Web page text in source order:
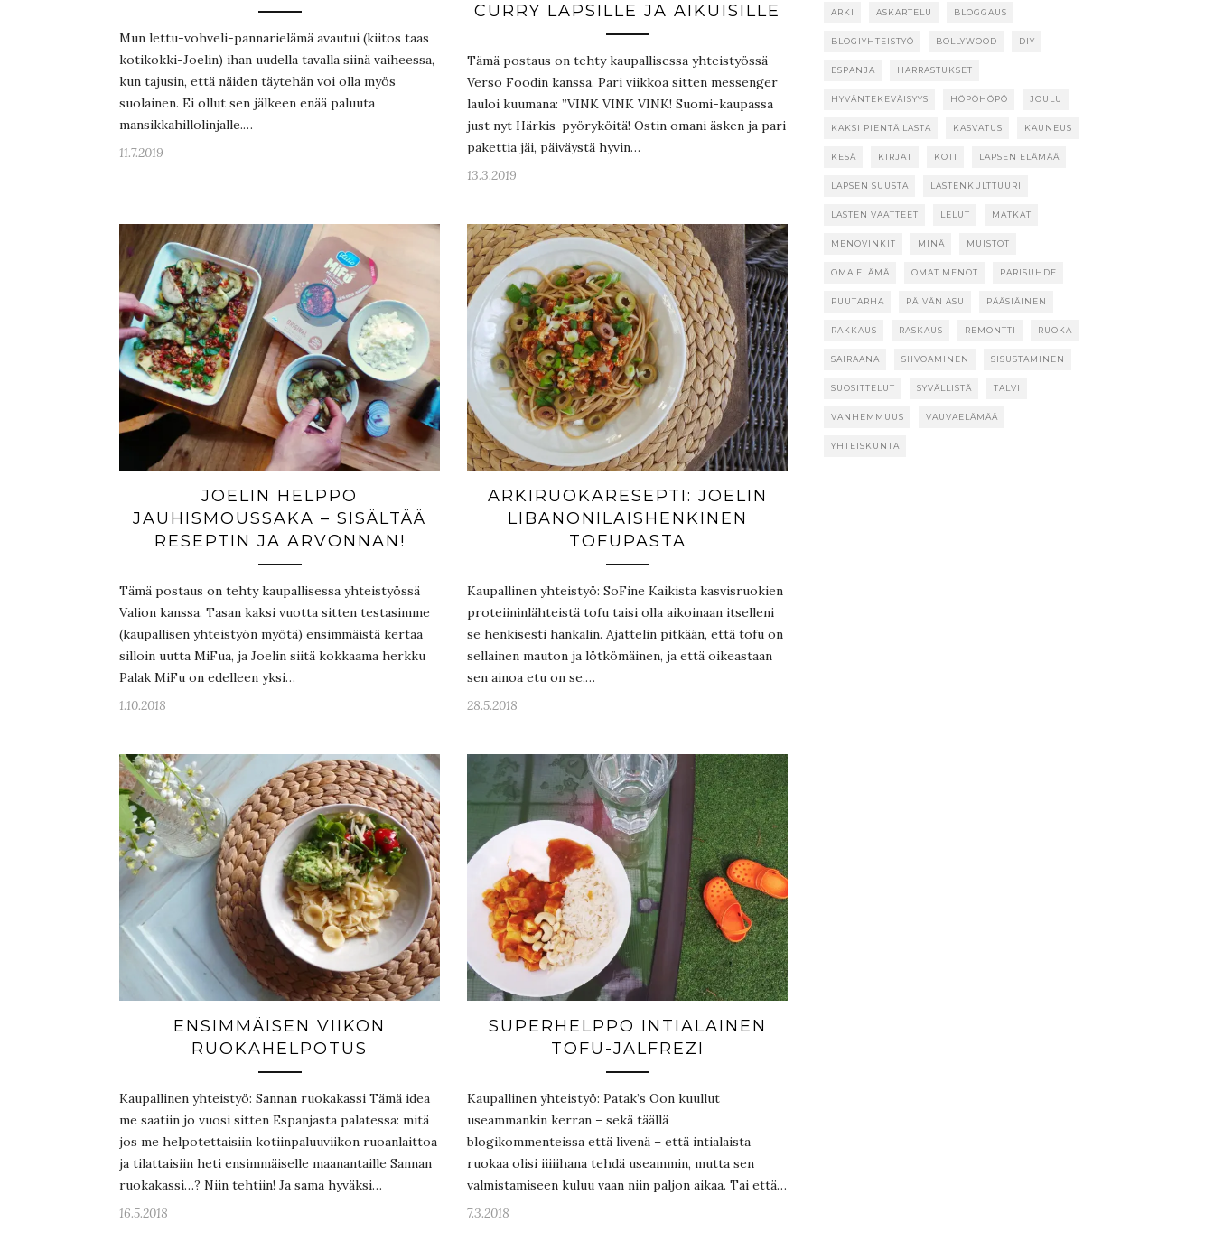
Mun lettu-vohveli-pannarielämä avautui (kiitos taas
kotikokki-Joelin) ihan uudella tavalla siinä vaiheessa,
kun tajusin, että näiden täytehän voi olla myös
suolainen. Ei ollut sen jälkeen enää paluuta
mansikkahillolinjalle.…
11.7.2019
CURRY LAPSILLE JA AIKUISILLE
Tämä postaus on tehty kaupallisessa yhteistyössä
Verso Foodin kanssa. Pari viikkoa sitten messenger
lauloi kuumana: ”VINK VINK VINK! Suomi-kaupassa
just nyt Härkis-pyöryköitä! Ostin omani äsken ja pari
pakettia jäi, päiväystä hyvin…
13.3.2019
JOELIN HELPPO
JAUHISMOUSSAKA – SISÄLTÄÄ
RESEPTIN JA ARVONNAN!
Tämä postaus on tehty kaupallisessa yhteistyössä
Valion kanssa. Tasan kaksi vuotta sitten testasimme
(kaupallisen yhteistyön myötä) ensimmäistä kertaa
silloin uutta MiFua, ja Joelin siitä kokkaama herkku
Palak MiFu on edelleen yksi…
1.10.2018
ARKIRUOKARESEPTI: JOELIN
LIBANONILAISHENKINEN
TOFUPASTA
Kaupallinen yhteistyö: SoFine Kaikista kasvisruokien
proteiininlähteistä tofu taisi olla aikoinaan itselleni
se henkisesti hankalin. Ajattelin pitkään, että tofu on
sellainen mauton ja lötkömäinen, ja että oikeastaan
sen ainoa etu on se,…
28.5.2018
ENSIMMÄISEN VIIKON
RUOKAHELPOTUS
Kaupallinen yhteistyö: Sannan ruokakassi Tämä idea
me saatiin jo vuosi sitten Espanjasta palatessa: mitä
jos me helpotettaisiin kotiinpaluuviikon ruoanlaittoa
ja tilattaisiin heti ensimmäiselle maanantaille Sannan
ruokakassi…? Niin tehtiin! Ja sama hyväksi…
16.5.2018
SUPERHELPPO INTIALAINEN
TOFU-JALFREZI
Kaupallinen yhteistyö: Patak’s Oon kuullut
useammankin kerran – sekä täällä
blogikommenteissa että livenä – että intialaista
ruokaa olisi iiiiihana tehdä useammin, mutta sen
valmistamiseen kuluu vaan niin paljon aikaa. Tai että…
7.3.2018
ARKI ASKARTELU BLOGGAUS
BLOGIYHTEISTYÖ BOLLYWOOD DIY
ESPANJA HARRASTUKSET
HYVÄNTEKEVÄISYYS HÖPÖHÖPÖ JOULU
KAKSI PIENTÄ LASTA KASVATUS KAUNEUS
KESÄ KIRJAT KOTI LAPSEN ELÄMÄÄ
LAPSEN SUUSTA LASTENKULTTUURI
LASTEN VAATTEET LELUT MATKAT
MENOVINKIT MINÄ MUISTOT
OMA ELÄMÄ OMAT MENOT PARISUHDE
PUUTARHA PÄIVÄN ASU PÄÄSIÄINEN
RAKKAUS RASKAUS REMONTTI RUOKA
SAIRAANA SIIVOAMINEN SISUSTAMINEN
SUOSITTELUT SYVÄLLISTÄ TALVI
VANHEMMUUS VAUVAELÄMÄÄ
YHTEISKUNTA